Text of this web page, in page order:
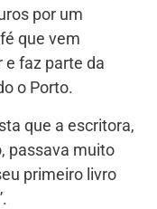
por um
que vem
faz parte da
o Porto.
que a escritora,
passava muito
primeiro livro